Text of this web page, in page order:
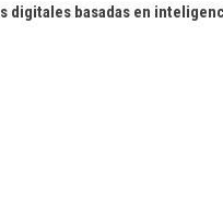
digitales basadas en